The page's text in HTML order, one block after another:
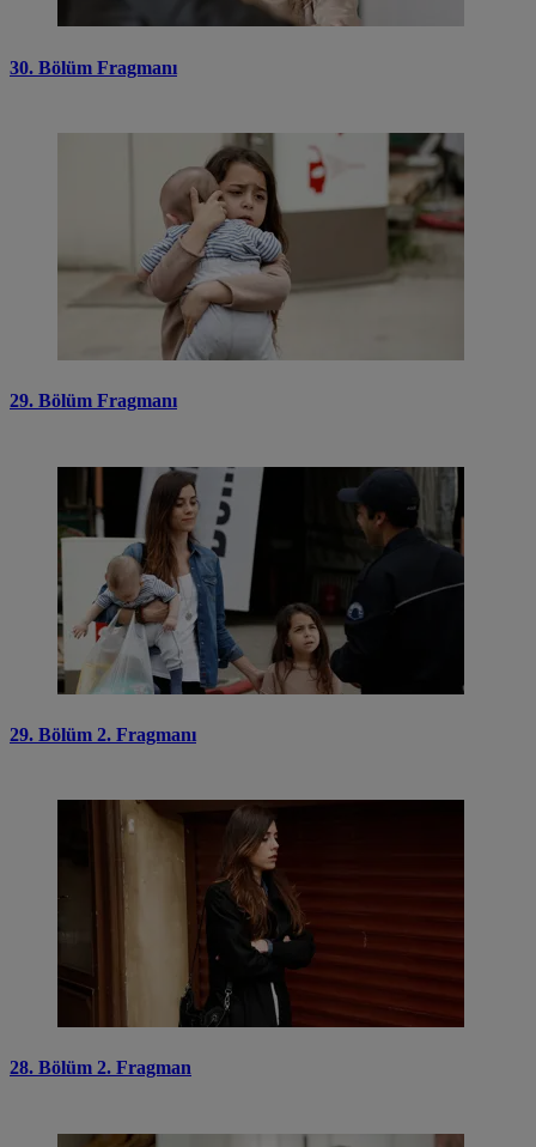
30. Bölüm Fragmanı
29. Bölüm Fragmanı
29. Bölüm 2. Fragmanı
28. Bölüm 2. Fragman